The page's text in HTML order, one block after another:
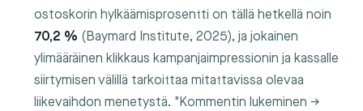
ostoskorin hylkäämisprosentti on tällä hetkellä noin
70,2 % (Baymard Institute, 2025), ja jokainen
ylimääräinen klikkaus kampanjaimpressionin ja kassalle
siirtymisen välillä tarkoittaa mitattavissa olevaa
liikevaihdon menetystä. "Kommentin lukeminen →